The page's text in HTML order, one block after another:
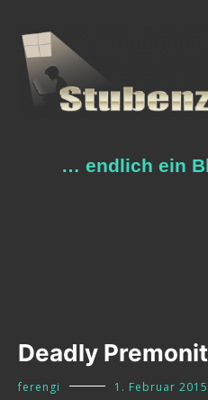
Inhalt
springen
… endlich ein
Deadly
ferengi 1. Februar 2015